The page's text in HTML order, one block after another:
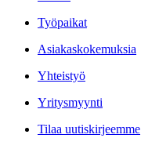
Työpaikat
Asiakaskokemuksia
Yhteistyö
Yritysmyynti
Tilaa uutiskirjeemme